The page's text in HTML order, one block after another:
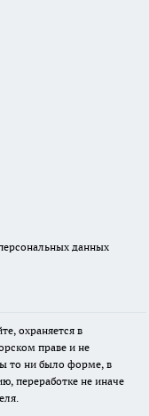
данных
охраняется в
праве и не
то ни было форме, в
переработке не иначе